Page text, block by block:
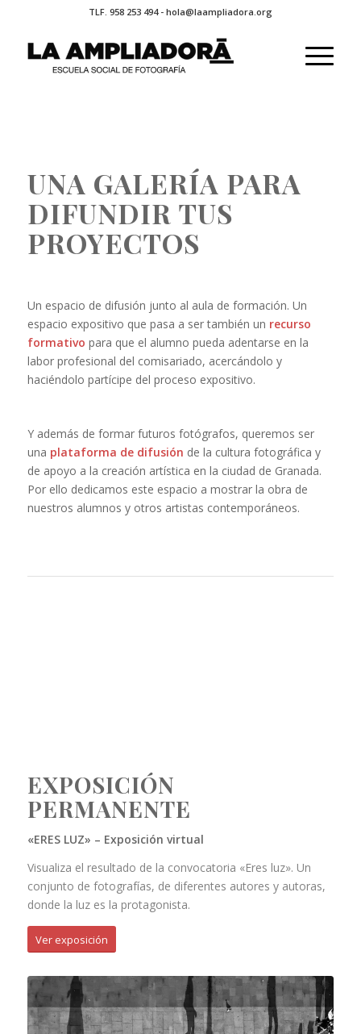
TLF. 958 253 494 - hola@laampliadora.org
UNA GALERÍA PARA
DIFUNDIR TUS
PROYECTOS
Un espacio de difusión junto al aula de formación. Un
espacio expositivo que pasa a ser también un recurso
formativo para que el alumno pueda adentarse en la
labor profesional del comisariado, acercándolo y
haciéndolo partícipe del proceso expositivo.
Y además de formar futuros fotógrafos, queremos ser
una plataforma de difusión de la cultura fotográfica y
de apoyo a la creación artística en la ciudad de Granada.
Por ello dedicamos este espacio a mostrar la obra de
nuestros alumnos y otros artistas contemporáneos.
EXPOSICIÓN
PERMANENTE
«ERES LUZ» – Exposición virtual
Visualiza el resultado de la convocatoria «Eres luz». Un
conjunto de fotografías, de diferentes autores y autoras,
donde la luz es la protagonista.
Ver exposición